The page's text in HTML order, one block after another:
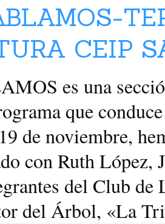
CEIP
es una
que
de noviembre,
con Ruth López,
del Club de
del Árbol, «La